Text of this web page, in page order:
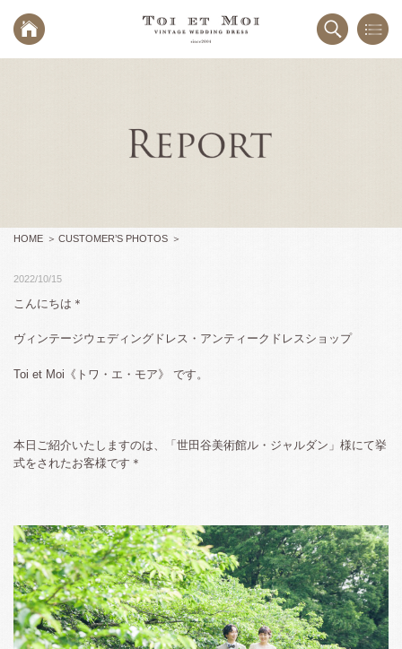
HOME CUSTOMER’S PHOTOS
2022/10/15
こんにちは＊
ヴィンテージウェディングドレス・アンティークドレスショップ
Toi et Moi《トワ・エ・モア》 です。
本日ご紹介いたしますのは、「世田谷美術館ル・ジャルダン」様にて挙
式をされたお客様です＊